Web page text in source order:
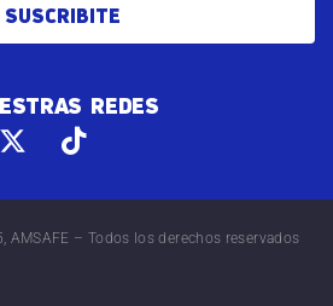
SUSCRIBITE
REDES
– Todos los derechos reservados